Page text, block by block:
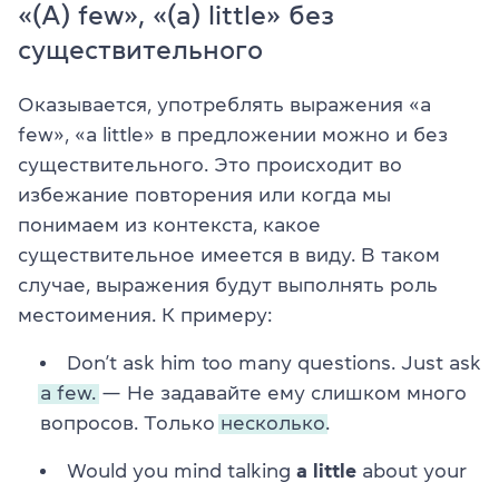
«(A) few», «(a) little» без
существительного
Оказывается, употреблять выражения «a
few», «a little» в предложении можно и без
существительного. Это происходит во
избежание повторения или когда мы
понимаем из контекста, какое
существительное имеется в виду. В таком
случае, выражения будут выполнять роль
местоимения. К примеру:
Don’t ask him too many questions. Just ask
a few. — Не задавайте ему слишком много
вопросов. Только несколько.
Would you mind talking a little about your